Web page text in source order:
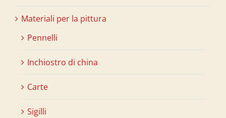
Materiali per la pittura
Pennelli
Inchiostro di china
Carte
Sigilli